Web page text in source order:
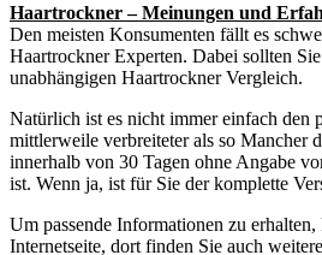
Haartrockner – Meinungen und
Den meisten Konsumenten fällt es
Haartrockner Experten. Dabei sollten
unabhängigen Haartrockner Vergleich.
Natürlich ist es nicht immer einfach den
mittlerweile verbreiteter als so Mancher
innerhalb von 30 Tagen ohne Angabe
ist. Wenn ja, ist für Sie der komplette
Um passende Informationen zu
Internetseite, dort finden Sie auch